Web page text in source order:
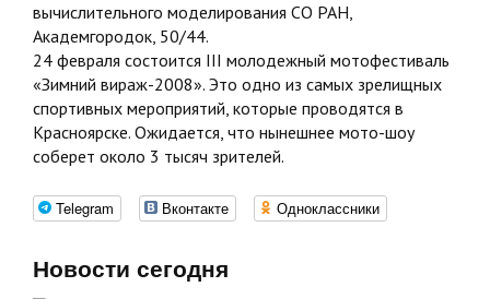
вычислительного моделирования СО РАН,
Академгородок, 50/44.
24 февраля состоится III молодежный мотофестиваль
«Зимний вираж-2008». Это одно из самых зрелищных
спортивных мероприятий, которые проводятся в
Красноярске. Ожидается, что нынешнее мото-шоу
соберет около 3 тысяч зрителей.
Telegram Вконтакте Одноклассники
Новости сегодня